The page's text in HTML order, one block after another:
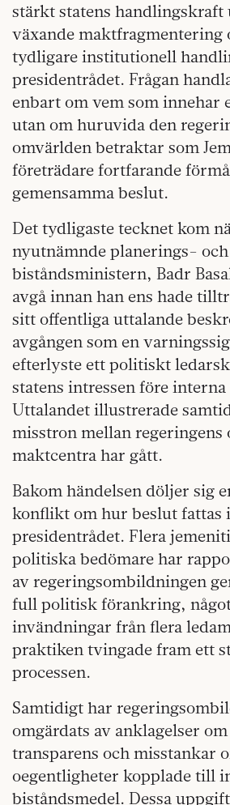
stärkt statens handlingskraft
växande maktfragmentering
tydligare institutionell
presidentrådet. Frågan
enbart om vem som innehar
utan om huruvida den
omvärlden betraktar som
företrädare fortfarande
gemensamma beslut.
Det tydligaste tecknet kom
nyutnämnde planerings- och
biståndsministern, Badr
avgå innan han ens hade
sitt offentliga uttalande
avgången som en
efterlyste ett politiskt
statens intressen före
Uttalandet illustrerade
misstron mellan regeringens
maktcentra har gått.
Bakom händelsen döljer sig
konflikt om hur beslut fattas
presidentrådet. Flera
politiska bedömare har
av regeringsombildningen
full politisk förankring,
invändningar från flera
praktiken tvingade fram ett
processen.
Samtidigt har
omgärdats av anklagelser
transparens och misstankar
oegentligheter kopplade till
biståndsmedel. Dessa